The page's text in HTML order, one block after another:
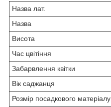
Назва лат.
Назва
Висота
Час цвітіння
Забарвлення квітки
Вік саджанця
Розмір посадкового матеріалу